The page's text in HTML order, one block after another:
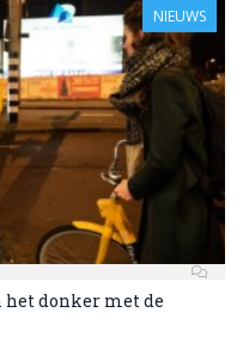
NIEUWS
donker met de